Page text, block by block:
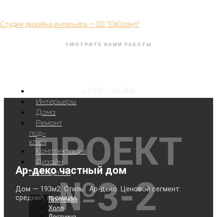
Студия дизайна интерьера — ED "ElitDizayn"
Интерьеры
Дома
Ремонт
под-
ключ
Комплектация
Дизайн
помещений
Прихожая
Холл
СМОТРИТЕ НАШИ РАБОТЫ
ПРОЕКТ
№3-2
Ар-деко частный дом
Дом — 193м2. Стиль: Ар-деко. Ценовой сегмент:
средний, премиум.